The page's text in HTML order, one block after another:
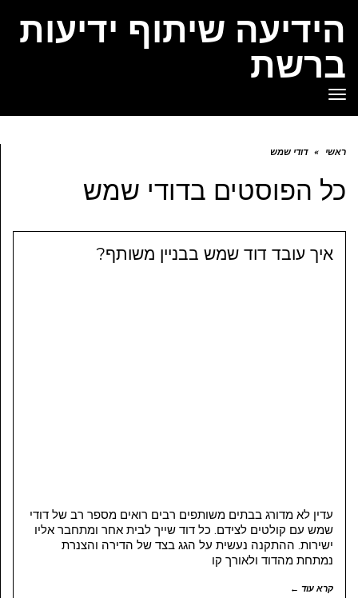
הידיעה שיתוף ידיעות
ברשת
תפריט
ראשי » דודי שמש
כל הפוסטים בדודי שמש
איך עובד דוד שמש בבניין משותף?
עדין לא מדורג בבתים משותפים רבים רואים מספר רב של דודי
שמש עם קולטים לצידם. כל דוד שייך לבית אחר ומתחבר אליו
ישירות. ההתקנה נעשית על הגג בצד של הדירה והצנרת
נמתחת מהדוד ולאורך קו
קרא עוד ←